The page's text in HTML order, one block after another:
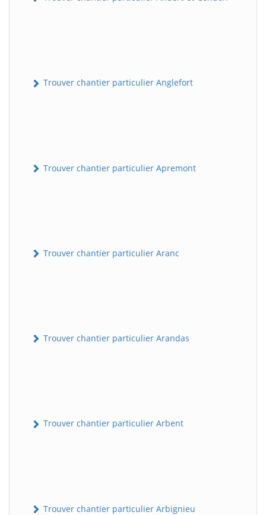
Trouver chantier particulier Anglefort
Trouver chantier particulier Apremont
Trouver chantier particulier Aranc
Trouver chantier particulier Arandas
Trouver chantier particulier Arbent
Trouver chantier particulier Arbignieu